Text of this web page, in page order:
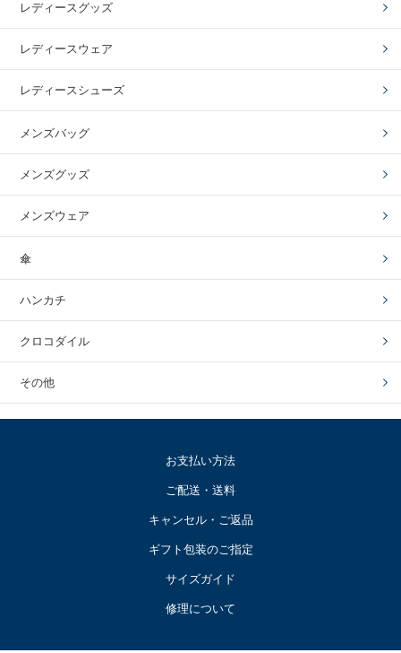
レディースグッズ
レディースウェア
レディースシューズ
メンズバッグ
メンズグッズ
メンズウェア
傘
ハンカチ
クロコダイル
その他
お支払い方法
ご配送・送料
キャンセル・ご返品
ギフト包装のご指定
サイズガイド
修理について